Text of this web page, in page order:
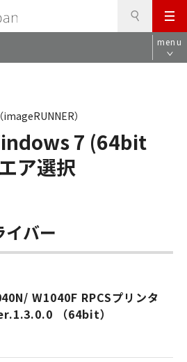
メ
ニ
ュ
menu
7 (64bit
ア選択
）
イバー
W1040F RPCSプリンタ
（64bit）